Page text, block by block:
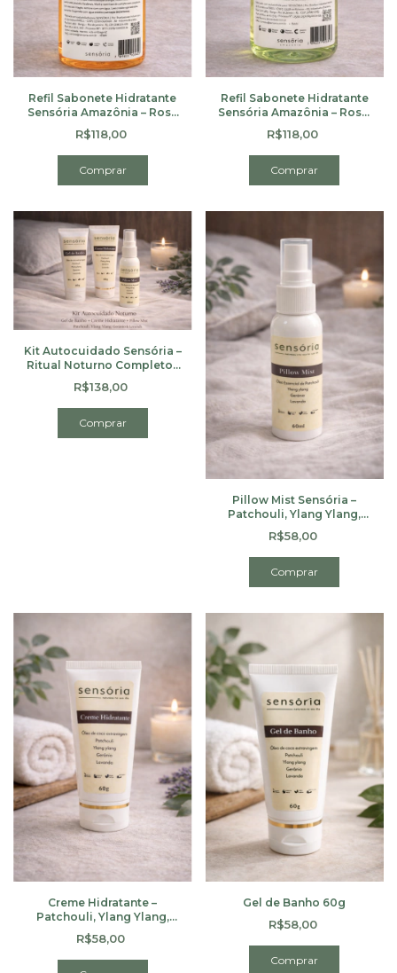
Refil Sabonete Hidratante
Sensória Amazônia – Rosa
& Maracujá | 500g
R$118,00
Refil Sabonete Hidratante
Sensória Amazônia – Rosa,
Limão Siciliano, Jasmim &
Cedro | 500g
R$118,00
Kit Autocuidado Sensória –
Ritual Noturno Completo |
3 Produtos
R$138,00
Pillow Mist Sensória –
Patchouli, Ylang Ylang,
Gerânio & Lavanda | 60ml
R$58,00
Creme Hidratante –
Patchouli, Ylang Ylang,
Gerânio & Lavanda | 60g
R$58,00
Gel de Banho 60g
R$58,00